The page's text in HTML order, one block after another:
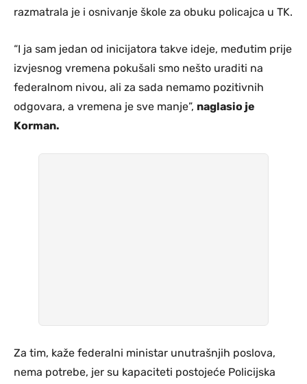
razmatrala je i osnivanje škole za obuku policajca u TK.
“I ja sam jedan od inicijatora takve ideje, međutim prije
izvjesnog vremena pokušali smo nešto uraditi na
federalnom nivou, ali za sada nemamo pozitivnih
odgovara, a vremena je sve manje”, naglasio je
Korman.
Za tim, kaže federalni ministar unutrašnjih poslova,
nema potrebe, jer su kapaciteti postojeće Policijska